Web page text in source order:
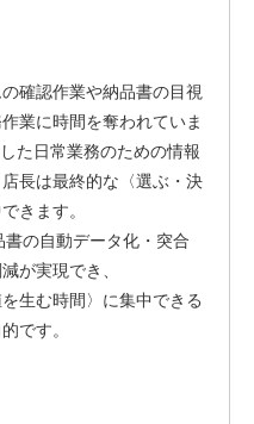
確認作業や納品書の目視
業に時間を奪われていま
た日常業務のための情報
長は最終的な〈選ぶ・決
きます。
書の自動データ化・突合
が実現でき、
生む時間〉に集中できる
です。